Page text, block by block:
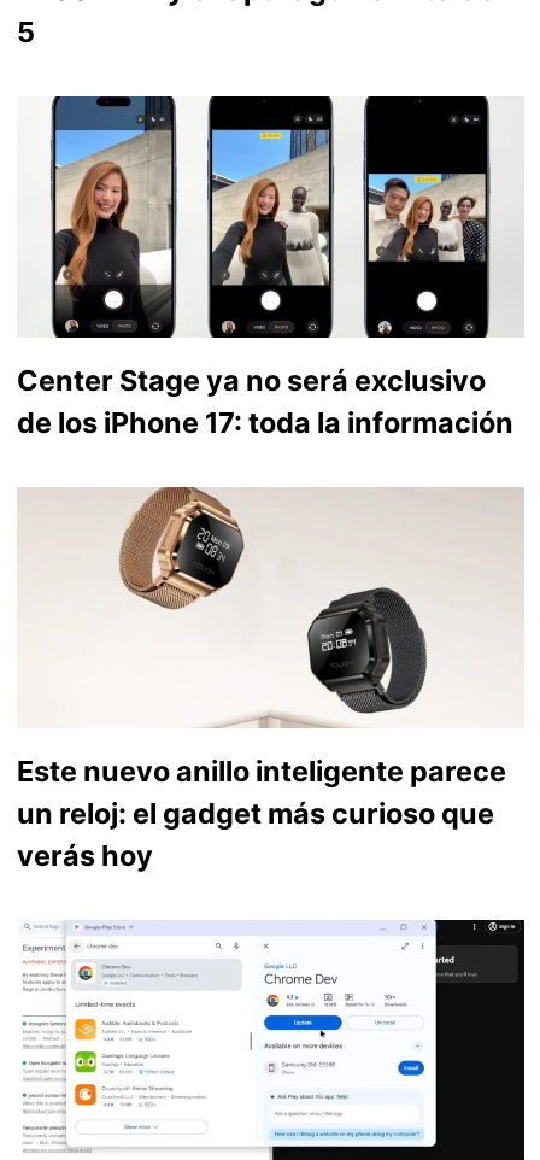
5
Center Stage ya no será exclusivo
de los iPhone 17: toda la información
Este nuevo anillo inteligente parece
un reloj: el gadget más curioso que
verás hoy